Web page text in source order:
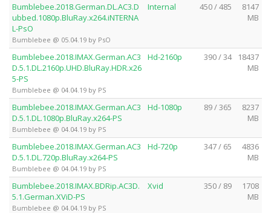
Bumblebee.2018.German.DL.AC3.D
ubbed.1080p.BluRay.x264.iNTERNA
L-PsO
Bumblebee @ 05.04.19 by PsO
Internal 450 / 485
8147
MB
Bumblebee.2018.IMAX.German.AC3
D.5.1.DL.2160p.UHD.BluRay.HDR.x26
5-PS
Bumblebee @ 04.04.19 by PS
Hd-2160p 390 / 34
18437
MB
Bumblebee.2018.IMAX.German.AC3
D.5.1.DL.1080p.BluRay.x264-PS
Bumblebee @ 04.04.19 by PS
Hd-1080p 89 / 365
8237
MB
Bumblebee.2018.IMAX.German.AC3
D.5.1.DL.720p.BluRay.x264-PS
Bumblebee @ 04.04.19 by PS
Hd-720p 347 / 65
4836
MB
Bumblebee.2018.IMAX.BDRip.AC3D.
5.1.German.XViD-PS
Bumblebee @ 04.04.19 by PS
Xvid 350 / 89
1708
MB